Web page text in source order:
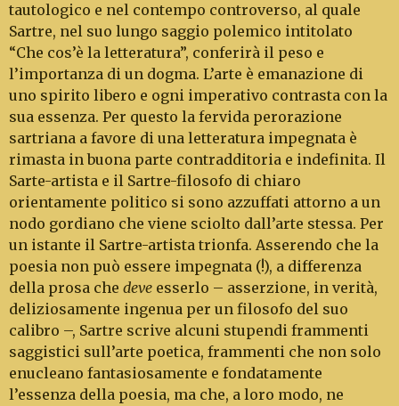
tautologico e nel contempo controverso, al qua­le
Sartre, nel suo lungo saggio polemico intitolato
“Che cos’è la letteratura”, conferirà il peso e
l’importanza di un dogma. L’arte è emana­zione di
uno spirito libero e ogni imperativo con­trasta con la
sua essenza. Per questo la fervida per­orazione
sartriana a favore di una letteratura im­pegnata è
rimasta in buona parte contradditoria e indefinita. Il
Sarte-artista e il Sartre-filosofo di chia­ro
orientamente politico si sono azzuffati attorno a un
nodo gordiano che viene sciolto dall’arte stes­sa. Per
un istante il Sartre-artista trionfa. Asseren­do che la
poesia non può essere impegnata (!), a differenza
della prosa che deve esserlo – asserzione, in verità,
deliziosamente ingenua per un filosofo del suo
calibro –, Sartre scrive alcuni stupendi fram­menti
saggistici sull’arte poetica, frammenti che non solo
enucleano fantasiosamente e fondata­mente
l’essenza della poesia, ma che, a loro modo, ne